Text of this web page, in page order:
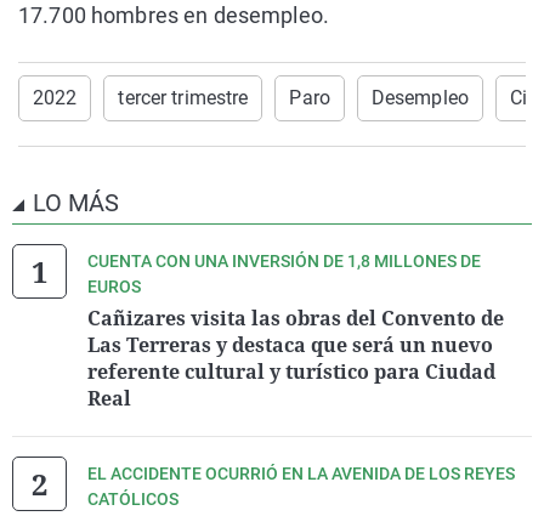
17.700 hombres en desempleo.
2022 tercer trimestre Paro Desempleo
LO MÁS
CUENTA CON UNA INVERSIÓN DE 1,8 MILLONES DE
EUROS
Cañizares visita las obras del Convento de
Las Terreras y destaca que será un nuevo
referente cultural y turístico para Ciudad
Real
EL ACCIDENTE OCURRIÓ EN LA AVENIDA DE LOS REYES
CATÓLICOS